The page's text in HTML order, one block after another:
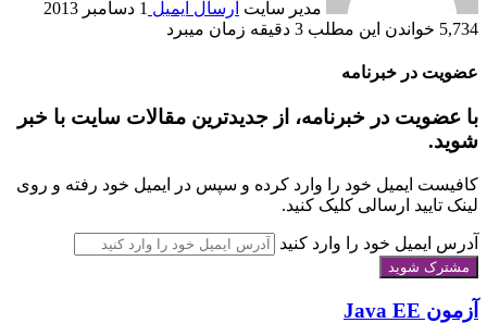
مدير سايت ارسال ایمیل 1 دسامبر 2013
5,734 خواندن این مطلب 3 دقیقه زمان می‎برد
عضویت در خبرنامه
با عضویت در خبرنامه، از جدیدترین مقالات سایت با خبر
شوید.
کافیست ایمیل خود را وارد کرده و سپس در ایمیل خود رفته و روی
لینک تایید ارسالی کلیک کنید.
آدرس ایمیل خود را وارد کنید
آزمون Java EE